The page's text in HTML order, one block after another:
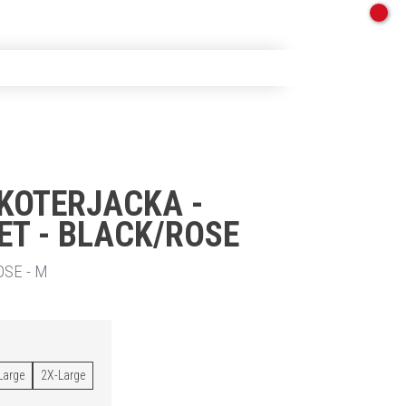
-
- BLACK/ROSE
- M
2X-Large